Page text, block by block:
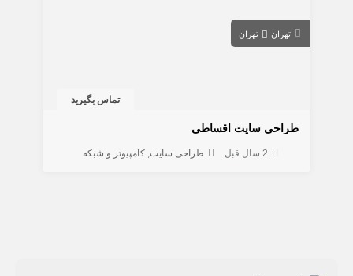
تهران تهران
تماس بگیرید
طراحی سایت اقساطی
2 سال قبل طراحی سایت کامپیوتر و شبکه